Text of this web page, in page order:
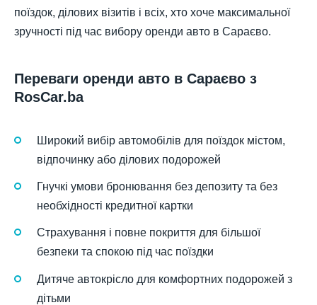
поїздок, ділових візитів і всіх, хто хоче максимальної
зручності під час вибору оренди авто в Сараєво.
Переваги оренди авто в Сараєво з
RosCar.ba
Широкий вибір автомобілів для поїздок містом,
відпочинку або ділових подорожей
Гнучкі умови бронювання без депозиту та без
необхідності кредитної картки
Страхування і повне покриття для більшої
безпеки та спокою під час поїздки
Дитяче автокрісло для комфортних подорожей з
дітьми